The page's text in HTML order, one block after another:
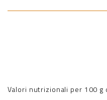
Valori nutrizionali per 100 g